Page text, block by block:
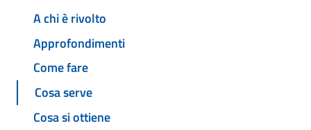
A chi è rivolto
Approfondimenti
Come fare
Cosa serve
Cosa si ottiene